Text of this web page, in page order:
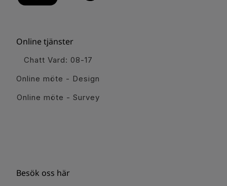
Online tjänster
Chatt Vard: 08-17
Online möte - Design
Online möte - Survey
Besök oss här